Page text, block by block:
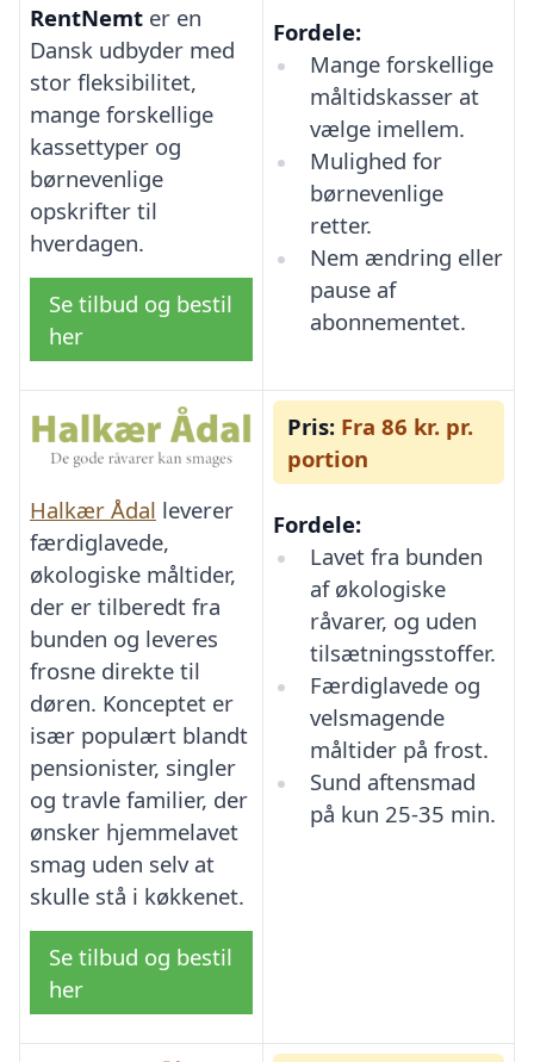
RentNemt er en
Dansk udbyder med
stor fleksibilitet,
mange forskellige
kassettyper og
børnevenlige
opskrifter til
hverdagen.
Se tilbud og bestil
her
Fordele:
Mange forskellige
måltidskasser at
vælge imellem.
Mulighed for
børnevenlige
retter.
Nem ændring eller
pause af
abonnementet.
Halkær Ådal leverer
færdiglavede,
økologiske måltider,
der er tilberedt fra
bunden og leveres
frosne direkte til
døren. Konceptet er
især populært blandt
pensionister, singler
og travle familier, der
ønsker hjemmelavet
smag uden selv at
skulle stå i køkkenet.
Se tilbud og bestil
her
Pris: Fra 86 kr. pr.
portion
Fordele:
Lavet fra bunden
af økologiske
råvarer, og uden
tilsætningsstoffer.
Færdiglavede og
velsmagende
måltider på frost.
Sund aftensmad
på kun 25-35 min.